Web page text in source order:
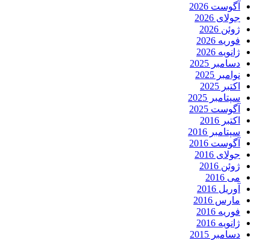
آگوست 2026
جولای 2026
ژوئن 2026
فوریه 2026
ژانویه 2026
دسامبر 2025
نوامبر 2025
اکتبر 2025
سپتامبر 2025
آگوست 2025
اکتبر 2016
سپتامبر 2016
آگوست 2016
جولای 2016
ژوئن 2016
می 2016
آوریل 2016
مارس 2016
فوریه 2016
ژانویه 2016
دسامبر 2015